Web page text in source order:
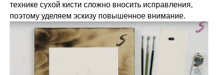
технике сухой кисти сложно вносить исправления,
поэтому уделяем эскизу повышенное внимание.